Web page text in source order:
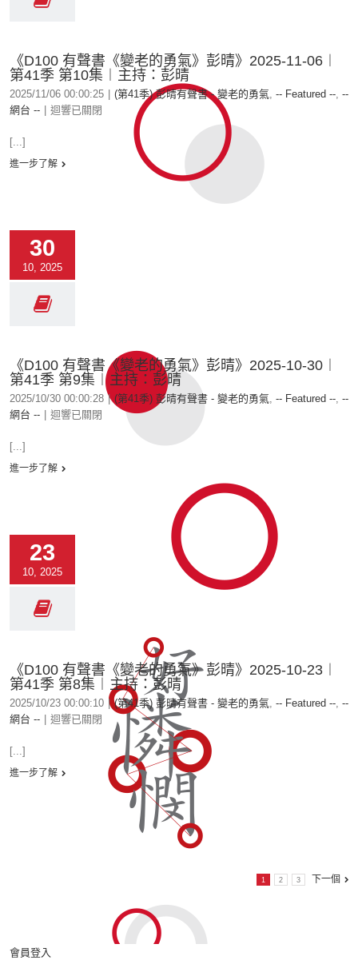
《D100 有聲書《變老的勇氣》彭晴》2025-11-06︱
第41季 第10集︱主持：彭晴
2025/11/06 00:00:25 (第41季) 彭晴有聲書 - 變老的勇氣, -- Featured --, --
網台 --
迴響已關閉
[...]
進一步了解
30
10, 2025
《D100 有聲書《變老的勇氣》彭晴》2025-10-30︱
第41季 第9集︱主持：彭晴
2025/10/30 00:00:28 | (第41季) 彭晴有聲書 - 變老的勇氣, -- Featured --, --
網台 --
迴響已關閉
[...]
進一步了解
23
10, 2025
《D100 有聲書《變老的勇氣》彭晴》2025-10-23︱
第41季 第8集︱主持：彭晴
2025/10/23 00:00:10 | (第41季) 彭晴有聲書 - 變老的勇氣, -- Featured --, --
網台 --
迴響已關閉
[...]
進一步了解
1 2 3 下一個
會員登入